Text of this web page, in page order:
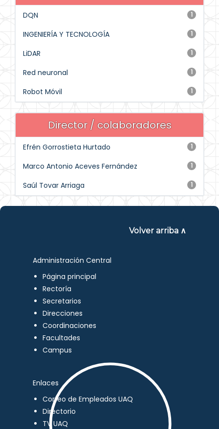
1
DQN
1
INGENIERÍA Y TECNOLOGÍA
1
LiDAR
1
Red neuronal
1
Robot Móvil
Director / colaboradores
1
Efrén Gorrostieta Hurtado
1
Marco Antonio Aceves Fernández
1
Saúl Tovar Arriaga
Volver arriba ∧
Administración Central
Página principal
Rectoría
Secretarios
Direcciones
Coordinaciones
Facultades
Campus
Enlaces
Correo de Empleados UAQ
Directorio
TV UAQ